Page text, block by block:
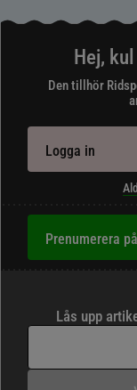
Hej,
Den tillhör
Logga in
Prenumerera